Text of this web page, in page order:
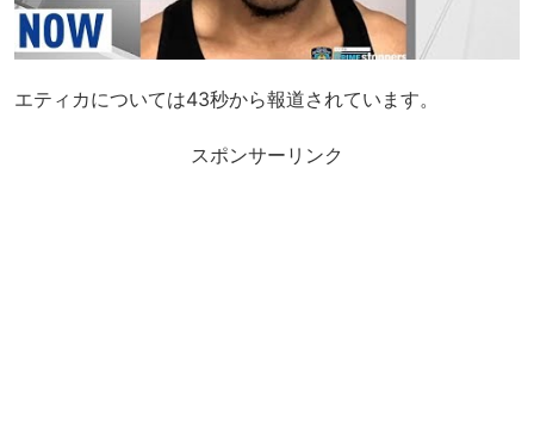
エティカについては43秒から報道されています。
スポンサーリンク